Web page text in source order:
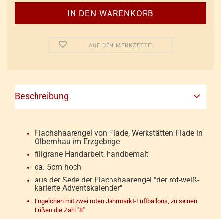
AUF DEN MERKZETTEL
Beschreibung
Flachshaarengel von Flade, Werkstätten Flade in
Olbernhau im Erzgebrige
filigrane Handarbeit, handbemalt
​ca. 5cm hoch
aus der Serie der Flachshaarengel "der rot-weiß-
karierte Adventskalender"
​Engelchen mit zwei roten Jahrmarkt-Luftballons, zu seinen
Füßen die Zahl "8"